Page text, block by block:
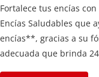
Fortalece tus encías
Encías Saludables que
encías**, gracias a su
adecuada que brinda